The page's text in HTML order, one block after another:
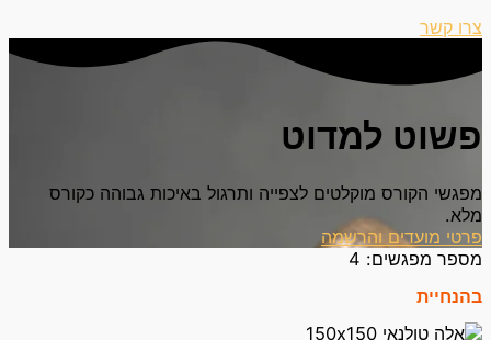
צרו קשר
פשוט למדוט
מפגשי הקורס מוקלטים לצפייה ותרגול באיכות גבוהה כקורס
מלא.
פרטי מועדים והרשמה
מספר מפגשים:
בהנחיית